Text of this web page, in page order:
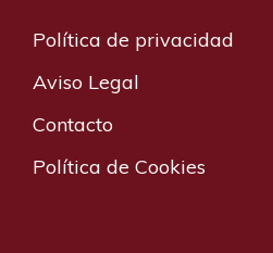
Política de privacidad
Aviso Legal
Contacto
Política de Cookies